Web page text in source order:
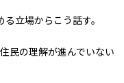
立場からこう話す。
民の理解が進んでいない